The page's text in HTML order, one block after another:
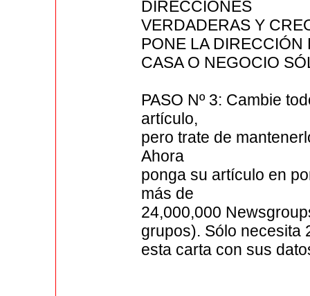
DIRECCIONES
VERDADERAS Y
PONE LA DIRECCIÓN
CASA O NEGOCIO
PASO Nº 3: Cambie
artículo,
pero trate de
Ahora
ponga su artículo en
más de
24,000,000
grupos). Sólo necesita
esta carta con sus